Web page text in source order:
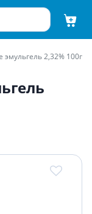
эмульгель 2,32% 100г